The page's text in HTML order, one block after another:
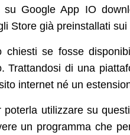
su Google App IO
Store già preinstallati
chiesti se fosse
Trattandosi di una
internet né un
poterla utilizzare su
un programma che